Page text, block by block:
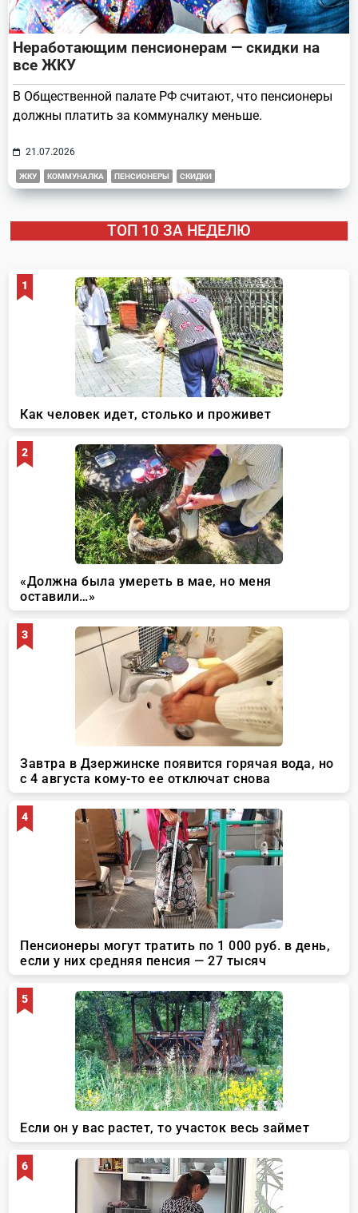
Неработающим пенсионерам — скидки на
все ЖКУ
В Общественной палате РФ считают, что пенсионеры
должны платить за коммуналку меньше.
21.07.2026
ЖКУ КОММУНАЛКА ПЕНСИОНЕРЫ СКИДКИ
ТОП 10 ЗА НЕДЕЛЮ